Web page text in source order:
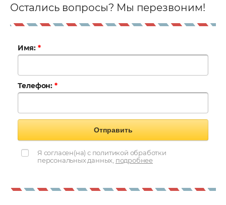
Остались вопросы? Мы перезвоним!
Имя: *
Телефон:*
Я согласен(на) с политикой обработки
персональных данных, подробнее
Отправить